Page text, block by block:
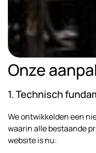
Onze
1. Technisch
We ontwikkelden een
waarin alle bestaande
website is nu: